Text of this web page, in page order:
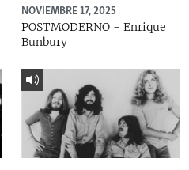
NOVIEMBRE 17, 2025
POSTMODERNO - Enrique
Bunbury